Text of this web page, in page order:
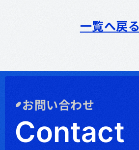
一覧へ戻る
お問い合わせ
Contact